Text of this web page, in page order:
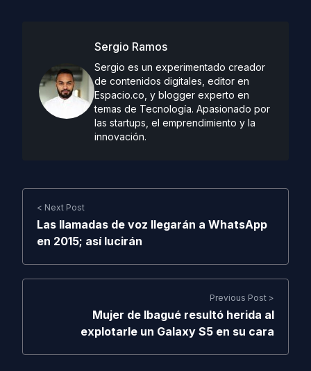
Sergio Ramos
Sergio es un experimentado creador
de contenidos digitales, editor en
Espacio.co, y blogger experto en
temas de Tecnología. Apasionado por
las startups, el emprendimiento y la
innovación.
< Next Post
Las llamadas de voz llegarán a WhatsApp
en 2015; así lucirán
Previous Post >
Mujer de Ibagué resultó herida al
explotarle un Galaxy S5 en su cara